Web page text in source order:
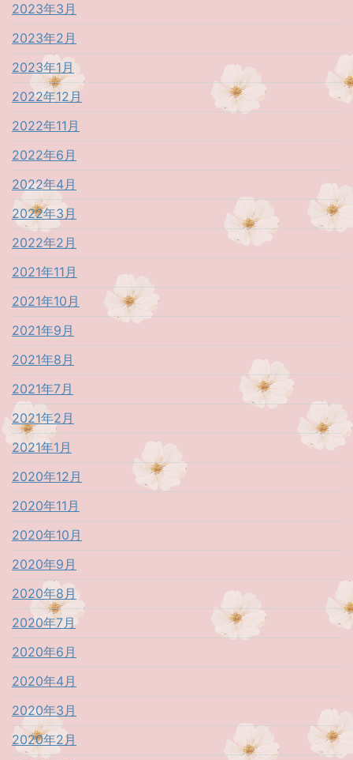
2023年3月
2023年2月
2023年1月
2022年12月
2022年11月
2022年6月
2022年4月
2022年3月
2022年2月
2021年11月
2021年10月
2021年9月
2021年8月
2021年7月
2021年2月
2021年1月
2020年12月
2020年11月
2020年10月
2020年9月
2020年8月
2020年7月
2020年6月
2020年4月
2020年3月
2020年2月